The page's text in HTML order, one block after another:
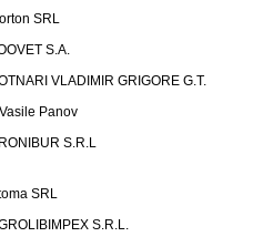
SRL
S.A.
VLADIMIR GRIGORE G.T.
Panov
S.R.L
SRL
S.R.L.